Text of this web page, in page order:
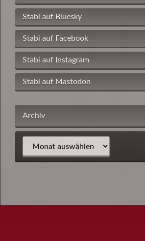
Stabi auf Bluesky
Stabi auf Facebook
Stabi auf Instagram
Stabi auf Mastodon
Archiv